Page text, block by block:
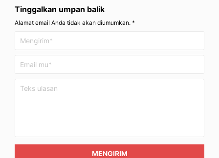
Tinggalkan umpan balik
Alamat email Anda tidak akan diumumkan. *
MENGIRIM